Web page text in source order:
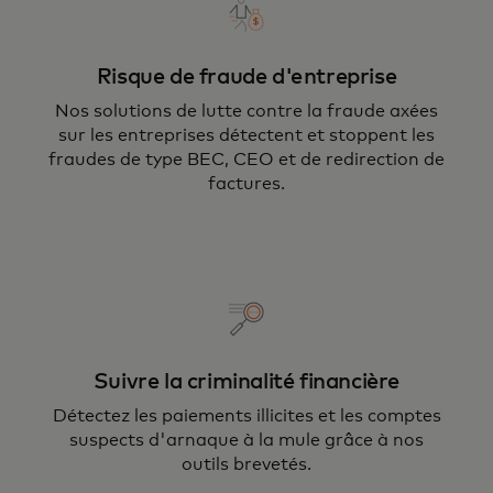
Risque de fraude d'entreprise
Nos solutions de lutte contre la fraude axées
sur les entreprises détectent et stoppent les
fraudes de type BEC, CEO et de redirection de
factures.
Suivre la criminalité financière
Détectez les paiements illicites et les comptes
suspects d'arnaque à la mule grâce à nos
outils brevetés.